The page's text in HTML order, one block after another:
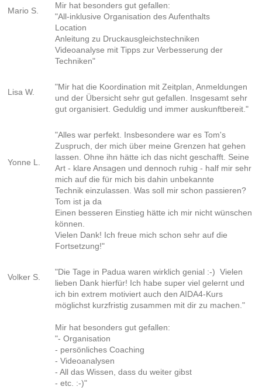
Mario S.
Mir hat besonders gut gefallen:
"All-inklusive Organisation des Aufenthalts
Location
Anleitung zu Druckausgleichstechniken
Videoanalyse mit Tipps zur Verbesserung der
Techniken"
Lisa W.
"Mir hat die Koordination mit Zeitplan, Anmeldungen
und der Übersicht sehr gut gefallen. Insgesamt sehr
gut organisiert. Geduldig und immer auskunftbereit."
Yonne L.
"Alles war perfekt. Insbesondere war es Tom's
Zuspruch, der mich über meine Grenzen hat gehen
lassen. Ohne ihn hätte ich das nicht geschafft. Seine
Art - klare Ansagen und dennoch ruhig - half mir sehr
mich auf die für mich bis dahin unbekannte
Technik einzulassen. Was soll mir schon passieren?
Tom ist ja da
Einen besseren Einstieg hätte ich mir nicht wünschen
können.
Vielen Dank! Ich freue mich schon sehr auf die
Fortsetzung!"
Volker S.
"Die Tage in Padua waren wirklich genial :-) Vielen
lieben Dank hierfür! Ich habe super viel gelernt und
ich bin extrem motiviert auch den AIDA4-Kurs
möglichst kurzfristig zusammen mit dir zu machen."
Mir hat besonders gut gefallen:
"- Organisation
- persönliches Coaching
- Videoanalysen
- All das Wissen, dass du weiter gibst
- etc. :-)"